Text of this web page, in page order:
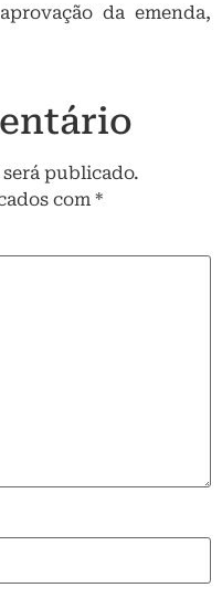
da emenda,
publicado.
com *